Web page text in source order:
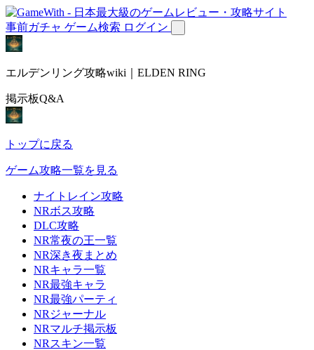
事前ガチャ ゲーム検索 ログイン
エルデンリング攻略wiki｜ELDEN RING
掲示板Q&A
トップに戻る
ゲーム攻略一覧を見る
ナイトレイン攻略
NRボス攻略
DLC攻略
NR常夜の王一覧
NR深き夜まとめ
NRキャラ一覧
NR最強キャラ
NR最強パーティ
NRジャーナル
NRマルチ掲示板
NRスキン一覧